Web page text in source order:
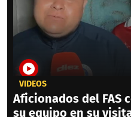
VIDEOS
Aficionados del FAS
su equipo en su